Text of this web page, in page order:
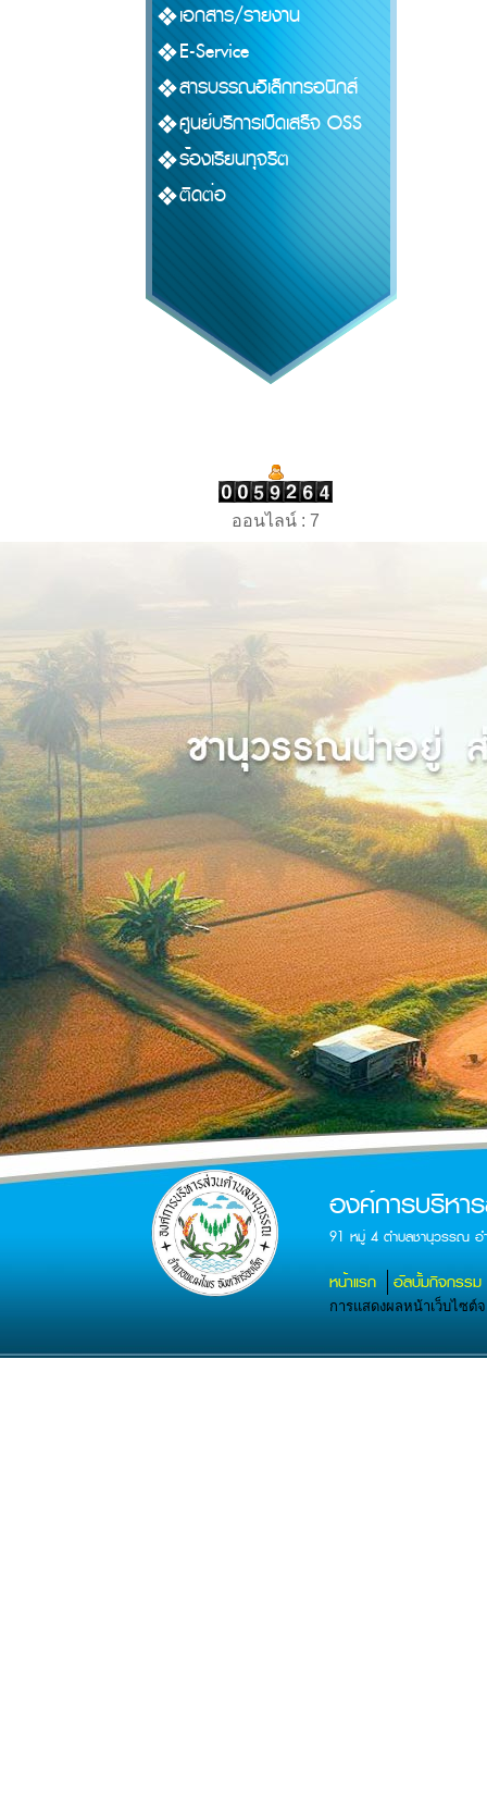
เอกสาร/รายงาน
E-Service
สารบรรณอิเล็กทรอนิกส์
ศูนย์บริการเบ็ดเสร็จ OSS
ร้องเรียนทุจริต
ติดต่อ
ออนไลน์ : 7
องค์การบริหา
91 หมู่ 4 ตำบลชานุวรรณ อ
หน้าแรก อัลบั้มกิจกรรม
การแสดงผลหน้าเว็บไซต์